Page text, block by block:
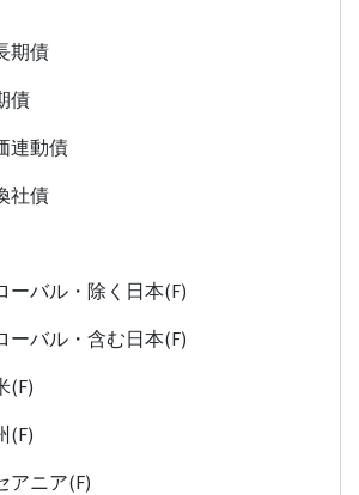
期債
債
連動債
社債
ーバル・除く日本(F)
ーバル・含む日本(F)
(F)
(F)
アニア(F)